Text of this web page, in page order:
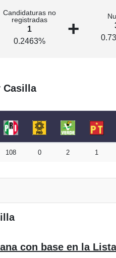
Candidaturas no
registradas
1
0.2463%
+
Casilla
108 0 2 1
con base en la